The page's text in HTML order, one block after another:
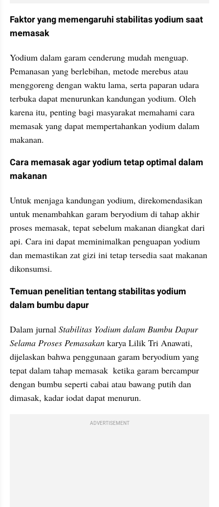
Faktor yang memengaruhi stabilitas yodium saat
memasak
Yodium dalam garam cenderung mudah menguap.
Pemanasan yang berlebihan, metode merebus atau
menggoreng dengan waktu lama, serta paparan udara
terbuka dapat menurunkan kandungan yodium. Oleh
karena itu, penting bagi masyarakat memahami cara
memasak yang dapat mempertahankan yodium dalam
makanan.
Cara memasak agar yodium tetap optimal dalam
makanan
Untuk menjaga kandungan yodium, direkomendasikan
untuk menambahkan garam beryodium di tahap akhir
proses memasak, tepat sebelum makanan diangkat dari
api. Cara ini dapat meminimalkan penguapan yodium
dan memastikan zat gizi ini tetap tersedia saat makanan
dikonsumsi.
Temuan penelitian tentang stabilitas yodium
dalam bumbu dapur
Dalam jurnal Stabilitas Yodium dalam Bumbu Dapur
Selama Proses Pemasakan karya Lilik Tri Anawati,
dijelaskan bahwa penggunaan garam beryodium yang
tepat dalam tahap memasak  ketika garam bercampur
dengan bumbu seperti cabai atau bawang putih dan
dimasak, kadar iodat dapat menurun.
ADVERTISEMENT